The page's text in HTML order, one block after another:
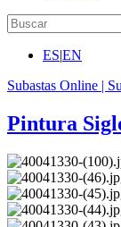
ES|EN
Subastas Online |
Pintura